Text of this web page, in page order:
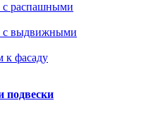
с распашными
с выдвижными
к фасаду
подвески